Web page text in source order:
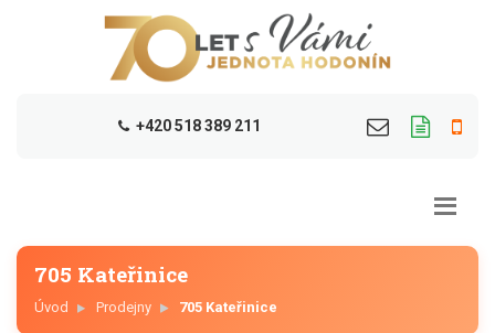
+420 518 389 211
705 Kateřinice
Úvod Prodejny 705 Kateřinice